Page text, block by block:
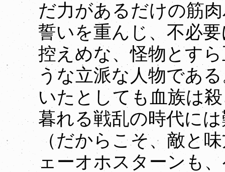
だ力があるだけの筋
誓いを重んじ、不必
控えめな、怪物とす
うな立派な人物であ
いたとしても血族は
暮れる戦乱の時代に
（だからこそ、敵と
ェーオホスターンも